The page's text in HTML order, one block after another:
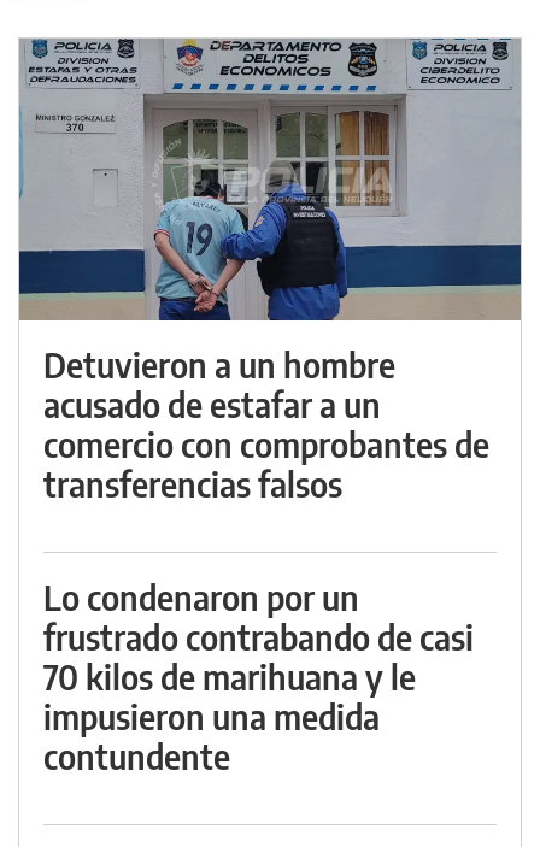
Detuvieron a un hombre
acusado de estafar a un
comercio con comprobantes de
transferencias falsos
Lo condenaron por un
frustrado contrabando de casi
70 kilos de marihuana y le
impusieron una medida
contundente